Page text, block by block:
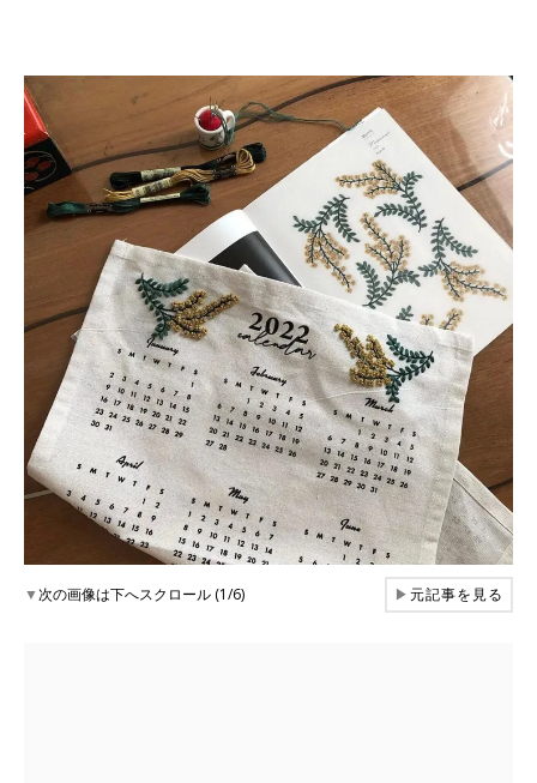
▼次の画像は下へスクロール (1/6) ▶元記事を見る